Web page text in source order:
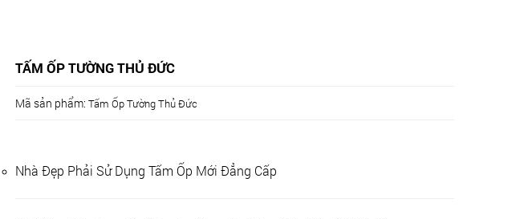
TẤM ỐP TƯỜNG THỦ ĐỨC
Mã sản phẩm: Tấm Ốp Tường Thủ Đức
Nhà Đẹp Phải Sử Dụng Tấm Ốp Mới Đẳng Cấp